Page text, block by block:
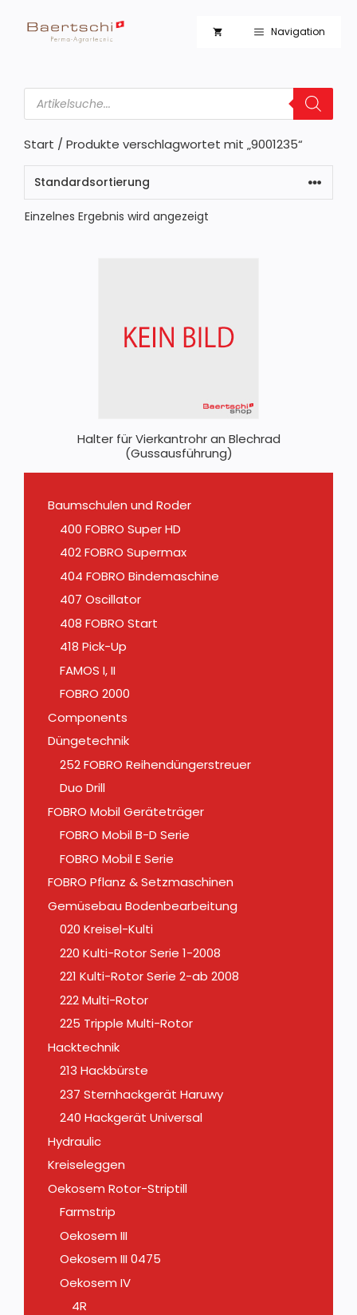
Inhalt
Navigation
Products
search
Start / Produkte verschlagwortet mit „9001235“
Einzelnes Ergebnis wird angezeigt
Halter für Vierkantrohr an Blechrad
(Gussausführung)
Baumschulen und Roder
400 FOBRO Super HD
402 FOBRO Supermax
404 FOBRO Bindemaschine
407 Oscillator
408 FOBRO Start
418 Pick-Up
FAMOS I, II
FOBRO 2000
Components
Düngetechnik
252 FOBRO Reihendüngerstreuer
Duo Drill
FOBRO Mobil Geräteträger
FOBRO Mobil B-D Serie
FOBRO Mobil E Serie
FOBRO Pflanz & Setzmaschinen
Gemüsebau Bodenbearbeitung
020 Kreisel-Kulti
220 Kulti-Rotor Serie 1-2008
221 Kulti-Rotor Serie 2-ab 2008
222 Multi-Rotor
225 Tripple Multi-Rotor
Hacktechnik
213 Hackbürste
237 Sternhackgerät Haruwy
240 Hackgerät Universal
Hydraulic
Kreiseleggen
Oekosem Rotor-Striptill
Farmstrip
Oekosem III
Oekosem III 0475
Oekosem IV
4R